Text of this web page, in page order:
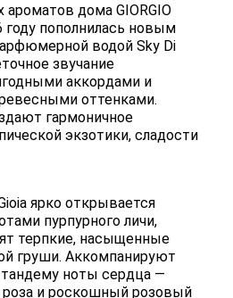
дома GIORGIO
году пополнилась новым
водой Sky Di
звучание
аккордами и
оттенками.
гармоничное
экзотики, сладости
ярко открывается
пурпурного личи,
терпкие, насыщенные
груши. Аккомпанируют
ноты сердца —
и роскошный розовый